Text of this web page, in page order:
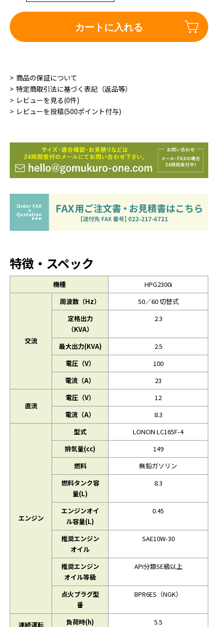
カートに入れる
商品の保証について
特定商取引法に基づく表記（返品等）
レビューを見る(0件)
レビューを投稿(500ポイント付与)
特徴・スペック
機種 HPG2300i
交流
周波数（Hz）
50／60 切替式
定格出力
（KVA）
2.3
最大出力(KVA)
2.5
電圧（V）
100
電流（A）
23
直流
電圧（V）
12
電流（A）
8.3
エンジン
型式
LONCIN LC165F-4
排気量(cc)
149
燃料
無鉛ガソリン
燃料タンク容
量(L)
8.3
エンジンオイ
ル容量(L)
0.45
推奨エンジン
オイル
SAE10W-30
推奨エンジン
オイル等級
API分類SE級以上
点火プラグ型
番
BPR6ES（NGK）
連続運転 負荷時(h) 5.5